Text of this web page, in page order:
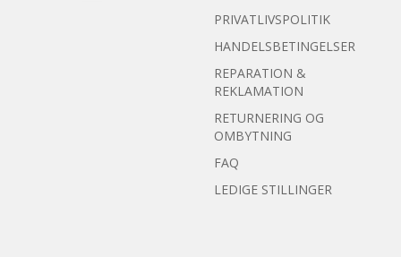
PRIVATLIVSPOLITIK
HANDELSBETINGELSER
REPARATION &
REKLAMATION
RETURNERING OG
OMBYTNING
FAQ
LEDIGE STILLINGER